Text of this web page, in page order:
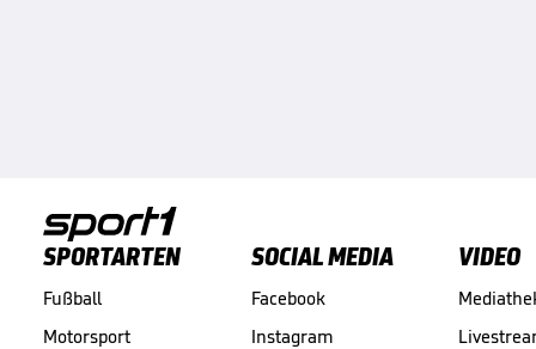
SPORTARTEN
Fußball
Motorsport
SOCIAL MEDIA
Facebook
Instagram
VIDEO